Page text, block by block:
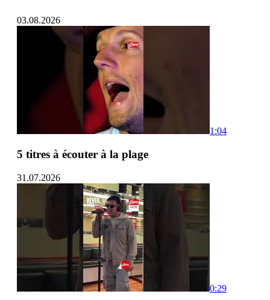
03.08.2026
1:04
5 titres à écouter à la plage
31.07.2026
0:29